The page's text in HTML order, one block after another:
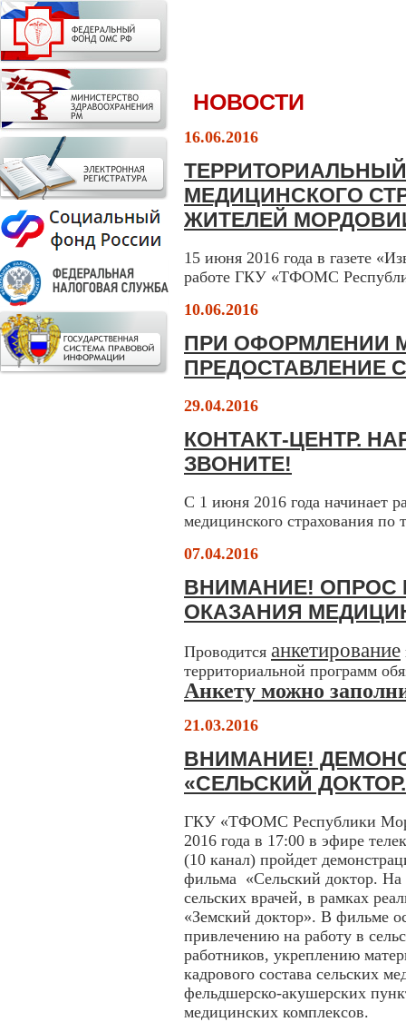
НОВОСТИ
16.06.2016
МЕДИЦИНСКОГО
ЖИТЕЛЕЙ
15 июня 2016 года в газете
работе ГКУ «ТФОМС
10.06.2016
ПРИ ОФОРМЛЕНИИ
ПРЕДОСТАВЛЕНИЕ
29.04.2016
КОНТАКТ-ЦЕНТР.
ЗВОНИТЕ!
С 1 июня 2016 года начинает
медицинского страхования
07.04.2016
ВНИМАНИЕ! ОПРОС
ОКАЗАНИЯ
Проводится анкетирование
территориальной программ
Анкету можно
21.03.2016
ВНИМАНИЕ!
«СЕЛЬСКИЙ
ГКУ «ТФОМС Республики
2016 года в 17:00 в эфире
(10 канал) пройдет
фильма «Сельский доктор. На
сельских врачей, в рамках
«Земский доктор». В фильме
привлечению на работу в
работников, укреплению
кадрового состава сельских
фельдшерско-акушерских
медицинских комплексов.